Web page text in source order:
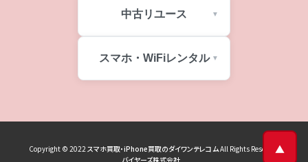
中古リユース
スマホ・WiFiレンタル
Copyright © 2022スマホ買取・iPhone買取のダイワンテレコムAll Rights Reserved
バイヤーズ株式会社
▲